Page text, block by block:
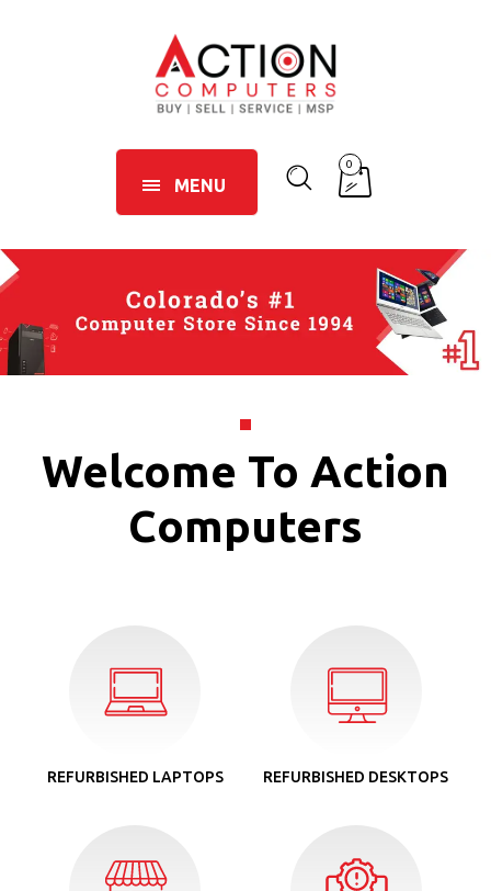
MENU
0
Welcome To Action
Computers
REFURBISHED LAPTOPS REFURBISHED DESKTOPS